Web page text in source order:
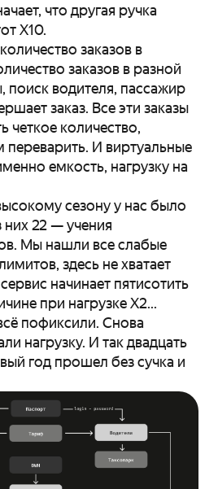
что другая ручка
X10.
заказов в
заказов в разной
поиск водителя, пассажир
заказ. Все эти заказы
четкое количество,
И виртуальные
емкость, нагрузку на
сезону у нас было
них 22 — учения
Мы нашли все слабые
здесь не хватает
начинает пятисотить
при нагрузке X2...
пофиксили. Снова
нагрузку. И так двадцать
год прошел без сучка и